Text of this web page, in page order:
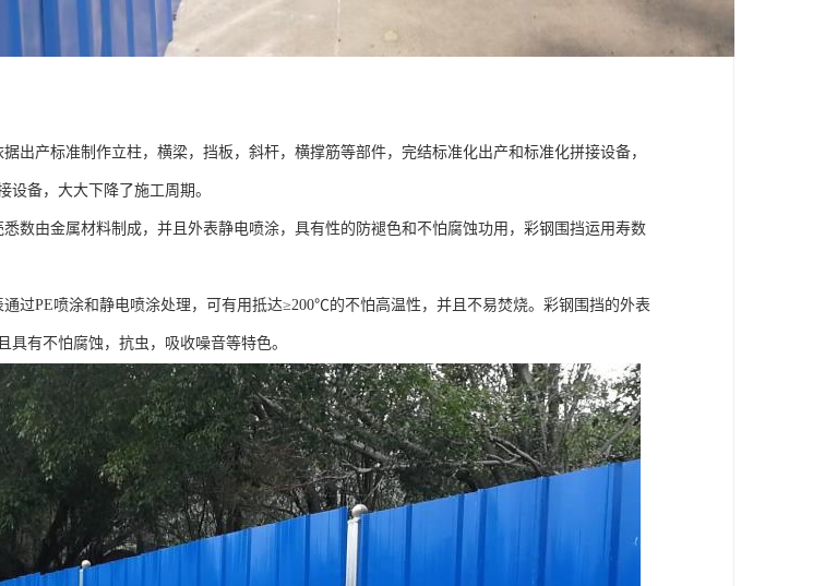
出产标准制作立柱，横梁，挡板，斜杆，横撑筋等部件，完结标准化出产和标准化拼接设备，
设备，大大下降了施工周期。
数由金属材料制成，并且外表静电喷涂，具有性的防褪色和不怕腐蚀功用，彩钢围挡运用寿数
过PE喷涂和静电喷涂处理，可有用抵达≥200℃的不怕高温性，并且不易焚烧。彩钢围挡的外表
具有不怕腐蚀，抗虫，吸收噪音等特色。